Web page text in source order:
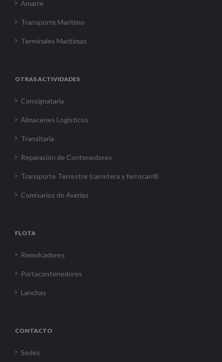
Amarre
Transporte Marítimo
Terminales Marítimas
OTRAS ACTIVIDADES
Consignataria
Almacenes Logísticos
Transitaria
Reparación de Contenedores
Transporte Terrestre (carretera y ferrocarril)
Comisarios de Averías
FLOTA
Remolcadores
Portacontenedores
Lanchas
CONTACTO
Sedes